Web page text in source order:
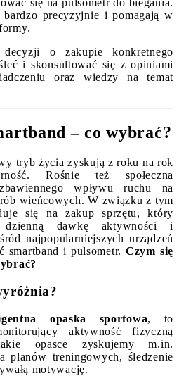
się na pulsometr do biegania.
precyzyjnie i pomagają w
o zakupie konkretnego
i skonsultować się z opiniami
oraz wiedzy na temat
– co wybrać?
tryb życia zyskują z roku na rok
Rośnie też społeczna
wpływu ruchu na
wieńcowych. W związku z tym
się na zakup sprzętu, który
dzienną dawkę aktywności i
najpopularniejszych urządzeń
smartband i pulsometr. Czym się
opaska sportowa, to
aktywność fizyczną
opasce zyskujemy m.in.
planów treningowych, śledzenie
motywację.